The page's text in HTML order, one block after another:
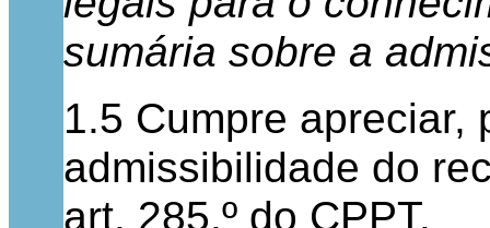
sumária sobre a
1.5 Cumpre apreciar,
admissibilidade do
art. 285.º do CPPT.